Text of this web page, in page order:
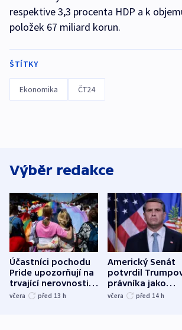
respektive 3,3 procenta HDP a k
položek 67 miliard korun.
ŠTÍTKY
Ekonomika ČT24
Výběr redakce
Účastníci pochodu
Pride upozorňují na
trvající nerovnosti i
společenskou
včera před 13 h
Americký Senát
potvrdil
právníka jako
ministra
včera před 14 h